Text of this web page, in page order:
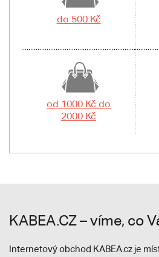
do 500 Kč
od 1000 Kč do
2000 Kč
KABEA.CZ – víme, co
Internetový obchod KABEA.cz je